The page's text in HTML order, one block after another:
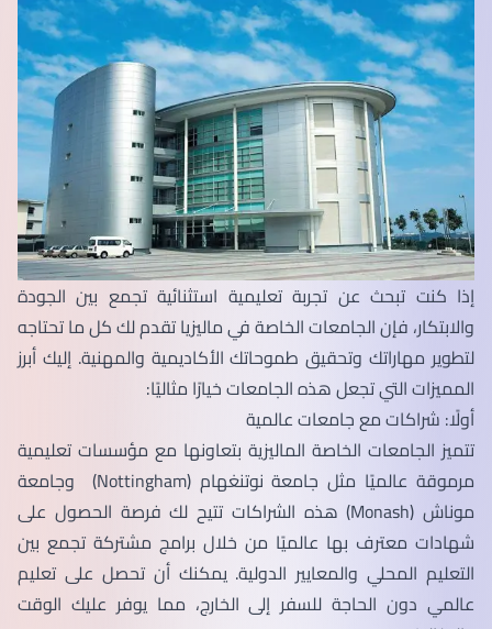
إذا كنت تبحث عن تجربة تعليمية استثنائية تجمع بين الجودة
والابتكار، فإن الجامعات الخاصة في ماليزيا تقدم لك كل ما تحتاجه
لتطوير مهاراتك وتحقيق طموحاتك الأكاديمية والمهنية. إليك أبرز
المميزات التي تجعل هذه الجامعات خيارًا مثاليًا:
أولًا: شراكات مع جامعات عالمية
تتميز الجامعات الخاصة الماليزية بتعاونها مع مؤسسات تعليمية
مرموقة عالميًا مثل جامعة نوتنغهام (Nottingham) وجامعة
موناش (Monash) هذه الشراكات تتيح لك فرصة الحصول على
شهادات معترف بها عالميًا من خلال برامج مشتركة تجمع بين
التعليم المحلي والمعايير الدولية. يمكنك أن تحصل على تعليم
عالمي دون الحاجة للسفر إلى الخارج، مما يوفر عليك الوقت